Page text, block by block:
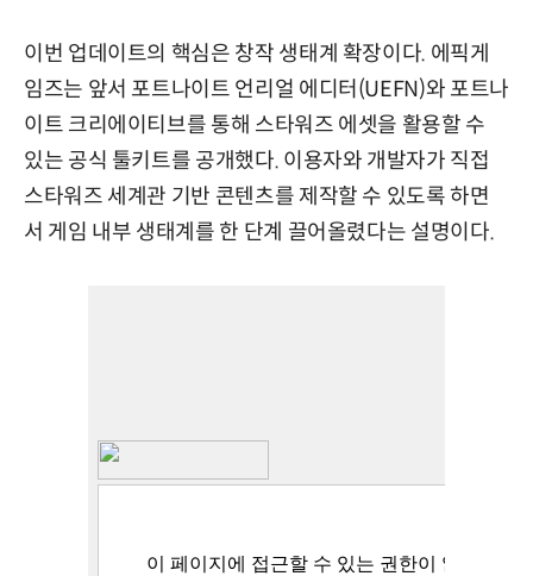
이번 업데이트의 핵심은 창작 생태계 확장이다. 에픽게
임즈는 앞서 포트나이트 언리얼 에디터(UEFN)와 포트나
이트 크리에이티브를 통해 스타워즈 에셋을 활용할 수
있는 공식 툴키트를 공개했다. 이용자와 개발자가 직접
스타워즈 세계관 기반 콘텐츠를 제작할 수 있도록 하면
서 게임 내부 생태계를 한 단계 끌어올렸다는 설명이다.